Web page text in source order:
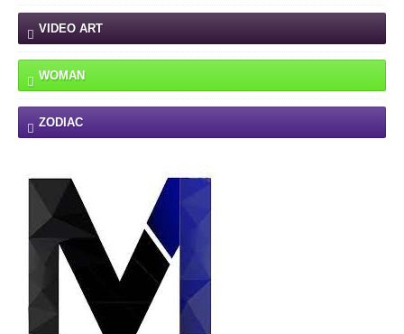
VIDEO ART
WOMAN
ZODIAC